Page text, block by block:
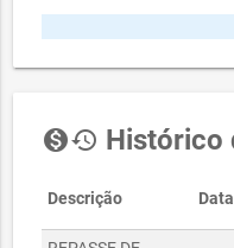
monetization_onhistory Histórico
Descrição Data